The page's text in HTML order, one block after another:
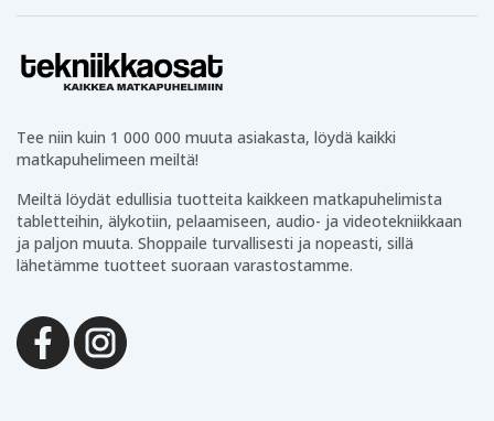
Tee niin kuin 1 000 000 muuta asiakasta, löydä kaikki
matkapuhelimeen meiltä!
Meiltä löydät edullisia tuotteita kaikkeen matkapuhelimista
tabletteihin, älykotiin, pelaamiseen, audio- ja videotekniikkaan
ja paljon muuta. Shoppaile turvallisesti ja nopeasti, sillä
lähetämme tuotteet suoraan varastostamme.